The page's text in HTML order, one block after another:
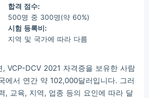
합격 점수:
500명 중 300명(약 60%)
시험 등록비:
지역 및 국가에 따라 다름
, VCP-DCV 2021 자격증을 보유한 사람
에서 연간 약 102,000달러입니다. 그러
, 교육, 지역, 업종 등의 요인에 따라 달